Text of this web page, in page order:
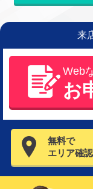
来
Web
お
無料で
エリア確認